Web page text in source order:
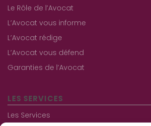
Le Rôle de l’Avocat
L’Avocat vous informe
L’Avocat rédige
L’Avocat vous défend
Garanties de l’Avocat
LES SERVICES
Les Services